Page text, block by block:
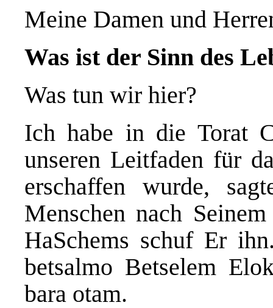
Meine Damen und
Was ist der Sinn des
Was tun wir hier?
Ich habe in die Torat
unseren Leitfaden für
erschaffen wurde,
Menschen nach
HaSchems schuf Er
betsalmo Betselem
bara otam.